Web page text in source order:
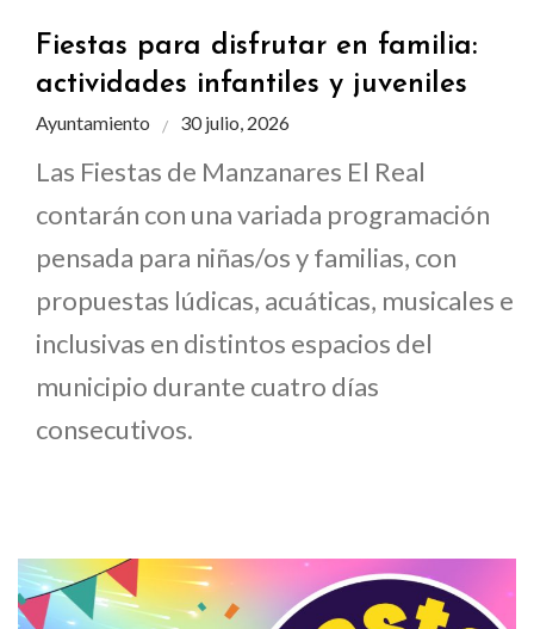
Fiestas para disfrutar en familia:
actividades infantiles y juveniles
Ayuntamiento 30 julio, 2026
Las Fiestas de Manzanares El Real
contarán con una variada programación
pensada para niñas/os y familias, con
propuestas lúdicas, acuáticas, musicales e
inclusivas en distintos espacios del
municipio durante cuatro días
consecutivos.